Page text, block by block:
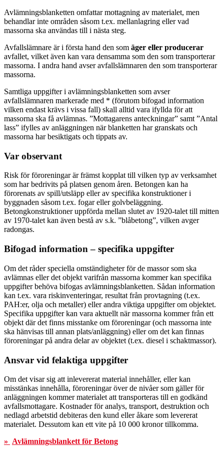
Avlämningsblanketten omfattar mottagning av materialet, men
behandlar inte områden såsom t.ex. mellanlagring eller vad
massorna ska användas till i nästa steg.
Avfallslämnare är i första hand den som äger eller producerar
avfallet, vilket även kan vara densamma som den som transporterar
massorna. I andra hand avser avfallslämnaren den som transporterar
massorna.
Samtliga uppgifter i avlämningsblanketten som avser
avfallslämnaren markerade med * (förutom bifogad information
vilken endast krävs i vissa fall) skall alltid vara ifyllda för att
massorna ska få avlämnas. ”Mottagarens anteckningar” samt ”Antal
lass” ifylles av anläggningen när blanketten har granskats och
massorna har besiktigats och tippats av.
Var observant
Risk för föroreningar är främst kopplat till vilken typ av verksamhet
som har bedrivits på platsen genom åren. Betongen kan ha
förorenats av spill/utsläpp eller av specifika konstruktioner i
byggnaden såsom t.ex. fogar eller golvbeläggning.
Betongkonstruktioner uppförda mellan slutet av 1920-talet till mitten
av 1970-talet kan även bestå av s.k. ”blåbetong”, vilken avger
radongas.
Bifogad information – specifika uppgifter
Om det råder speciella omständigheter för de massor som ska
avlämnas eller det objekt varifrån massorna kommer kan specifika
uppgifter behöva bifogas avlämningsblanketten. Sådan information
kan t.ex. vara riskinventeringar, resultat från provtagning (t.ex.
PAH:er, olja och metaller) eller andra viktiga uppgifter om objektet.
Specifika uppgifter kan vara aktuellt när massorna kommer från ett
objekt där det finns misstanke om föroreningar (och massorna inte
ska hänvisas till annan plats/anläggning) eller om det kan finnas
föroreningar på andra delar av objektet (t.ex. diesel i schaktmassor).
Ansvar vid felaktiga uppgifter
Om det visar sig att inlevererat material innehåller, eller kan
misstänkas innehålla, föroreningar över de nivåer som gäller för
anläggningen kommer materialet att transporteras till en godkänd
avfallsmottagare. Kostnader för analys, transport, destruktion och
nedlagd arbetstid debiteras den kund eller åkare som levererat
materialet. Dessutom kan ett vite på 10 000 kronor tillkomma.
» Avlämningsblankett för Betong